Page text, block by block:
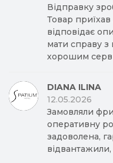
Відправку
Товар
відповідає
мати справу
хорошим
DIANA ILINA
12.05.2026
Замовляли
оперативну
задоволена,